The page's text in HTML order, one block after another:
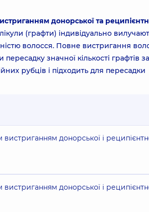
донорської та
(графти) індивідуально
волосся. Повне вистригання
значної кількості графтів
рубців і підходить для пересадки
донорської і
донорської і